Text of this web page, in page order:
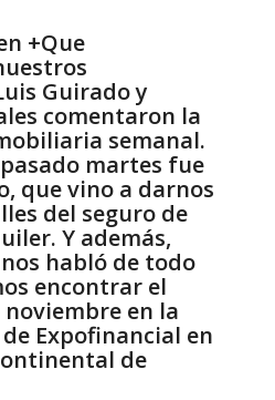
+Que
Guirado y
comentaron la
semanal.
martes fue
que vino a darnos
del seguro de
Y además,
habló de todo
encontrar el
en la
Expofinancial en
de